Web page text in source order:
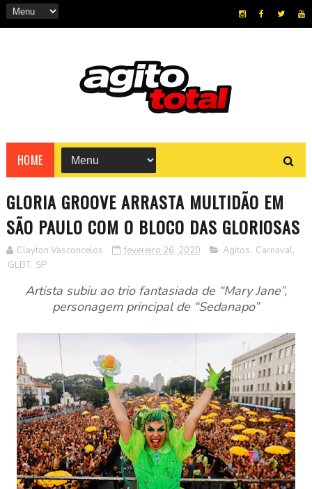
HOME
GLORIA GROOVE ARRASTA MULTIDÃO EM
SÃO PAULO COM O BLOCO DAS GLORIOSAS
Clayton Vasconcelos fevereiro 26, 2020 Agitos, Carnaval,
GLBT, SP
Artista subiu ao trio fantasiada de “Mary Jane”,
personagem principal de “Sedanapo”